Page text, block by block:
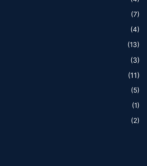
(7)
(4)
(13)
(3)
(11)
(5)
(1)
(2)